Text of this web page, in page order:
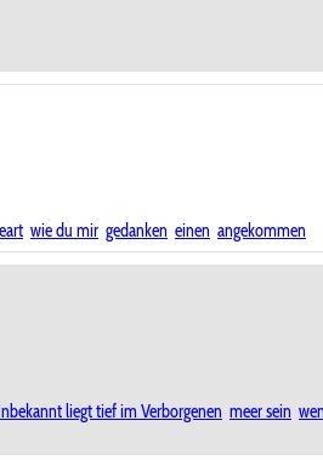
wie du mir gedanken einen angekommen
liegt tief im Verborgenen meer sein